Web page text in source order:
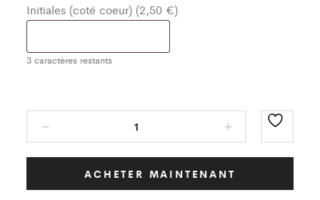
Initiales (coté coeur) (2,50 €)
3 caractères restants
Classic
Blanc
Enfant
ACHETER MAINTENANT